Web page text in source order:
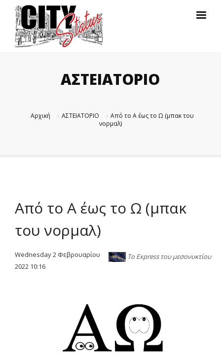
ΑΣΤΕΙΑΤΟΡΙΟ
Αρχική ΑΣΤΕΙΑΤΟΡΙΟ
Από το Α έως το Ω (μπακ του
νορμαλ)
Από το Α έως το Ω (μπακ
του νορμαλ)
Το Express του μεσονυκτίου
Wednesday 2 Φεβρουαρίου
2022 10:16